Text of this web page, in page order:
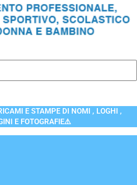
E STAMPE DI NOMI , LOGHI ,
E FOTOGRAFIE⚠️